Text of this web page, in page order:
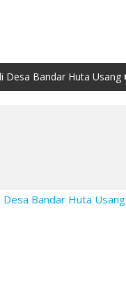
Desa Bandar Huta Usang
Desa Bandar Huta Usang